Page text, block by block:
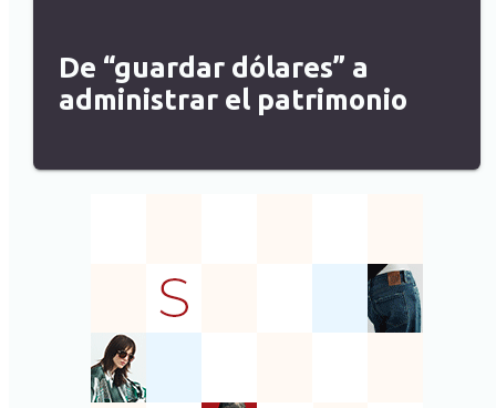
De “guardar dólares” a
administrar el patrimonio